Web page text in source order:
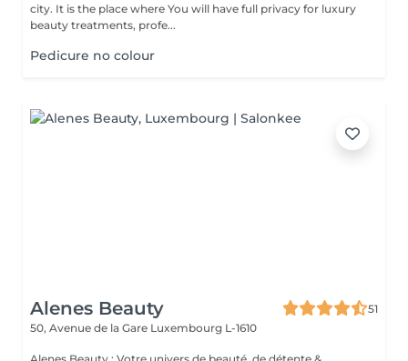
city. It is the place where You will have full privacy for luxury
beauty treatments, profe...
Pedicure no colour
Alenes Beauty
51
50, Avenue de la Gare Luxembourg L-1610